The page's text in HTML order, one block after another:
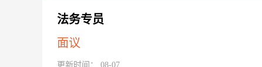
法务专员
面议
更新时间： 08-07